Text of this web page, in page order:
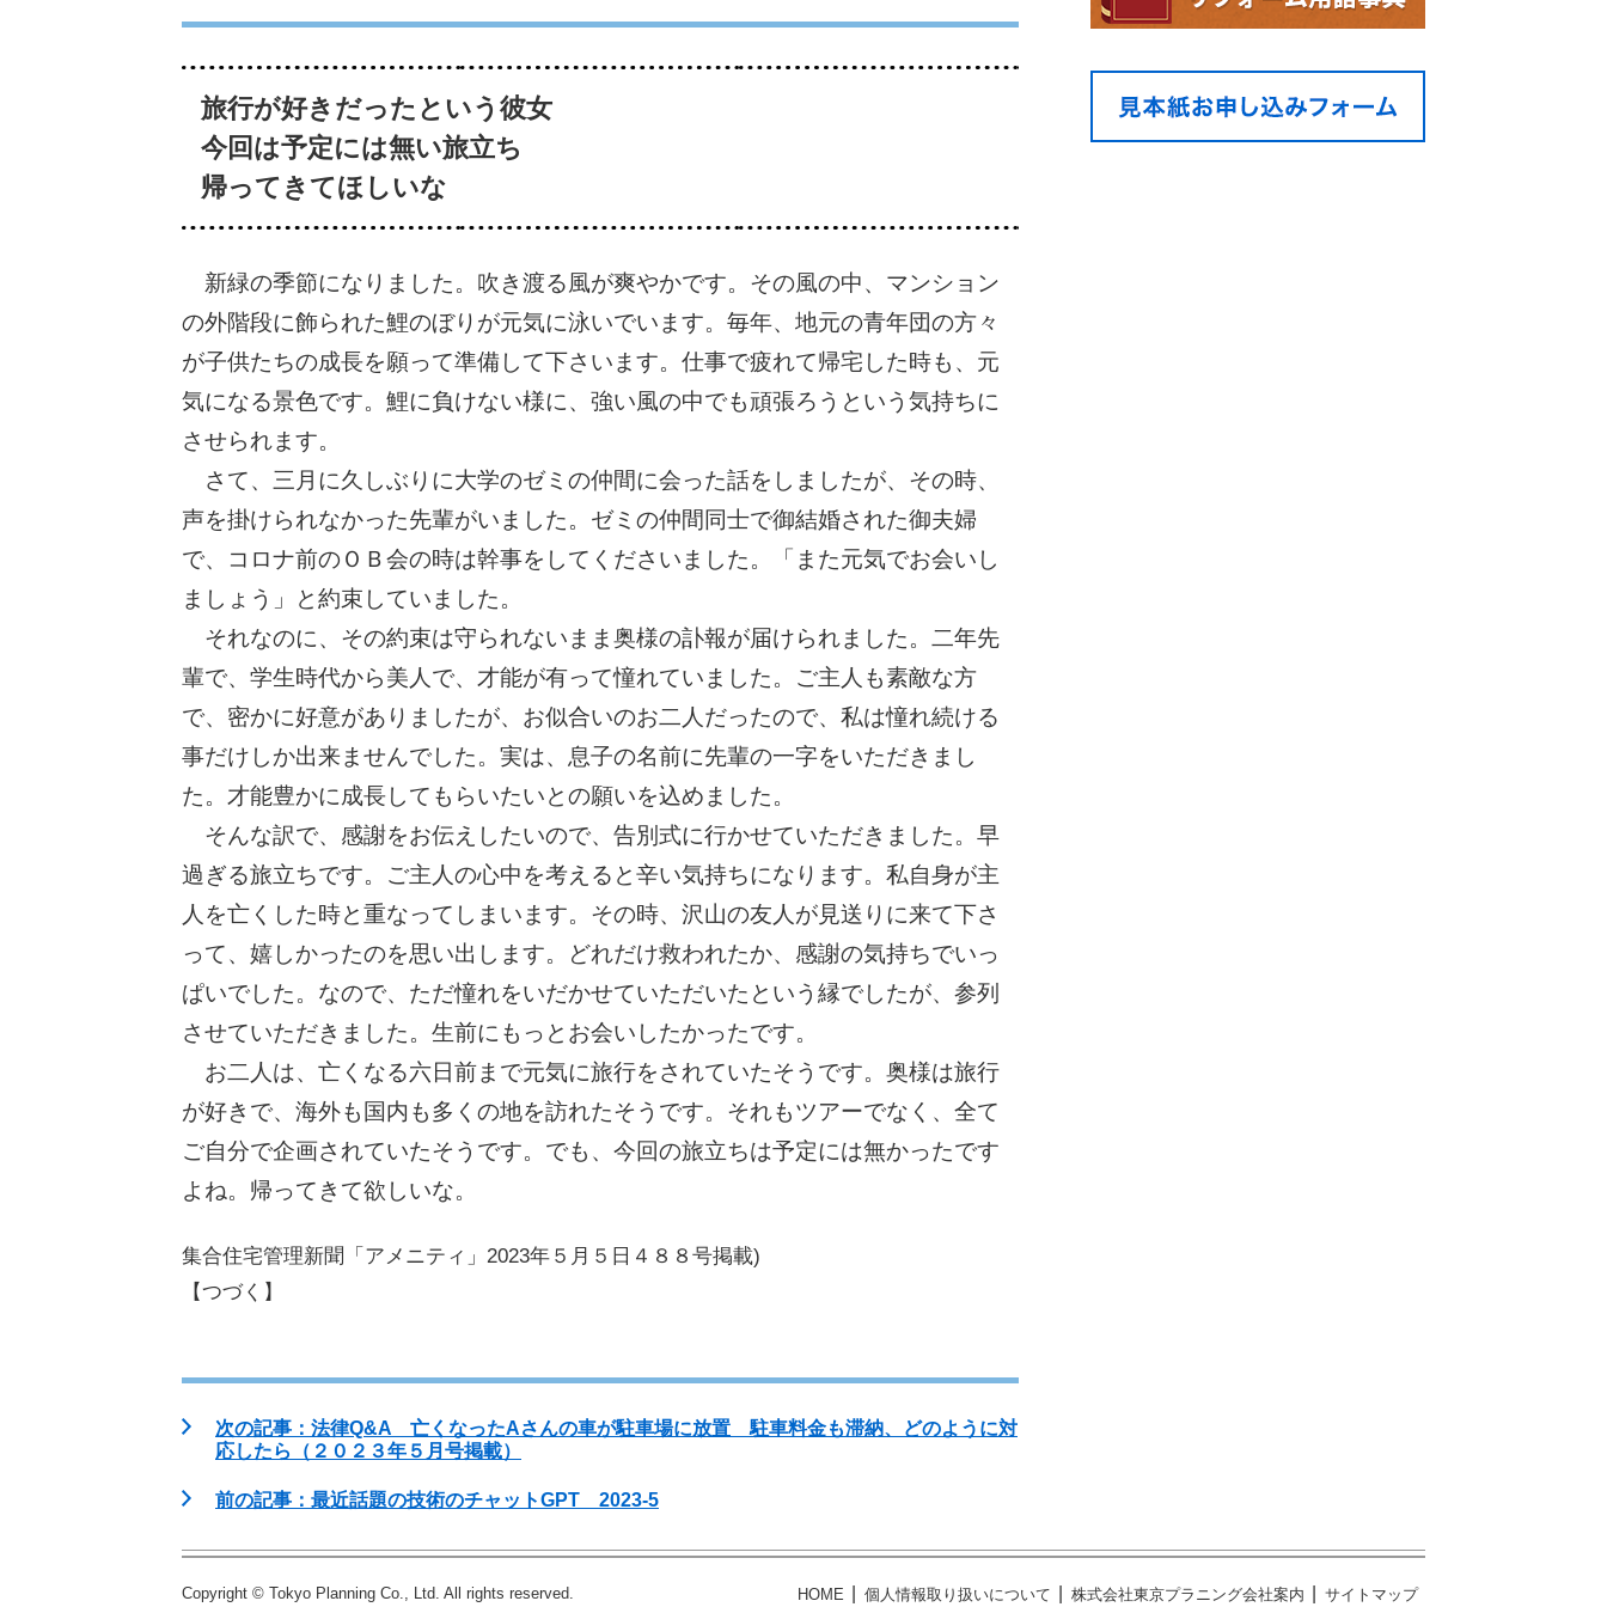
旅行が好きだったという彼女
今回は予定には無い旅立ち
帰ってきてほしいな
新緑の季節になりました。吹き渡る風が爽やかです。その風の中、マンション
の外階段に飾られた鯉のぼりが元気に泳いでいます。毎年、地元の青年団の方々
が子供たちの成長を願って準備して下さいます。仕事で疲れて帰宅した時も、元
気になる景色です。鯉に負けない様に、強い風の中でも頑張ろうという気持ちに
させられます。
さて、三月に久しぶりに大学のゼミの仲間に会った話をしましたが、その時、
声を掛けられなかった先輩がいました。ゼミの仲間同士で御結婚された御夫婦
で、コロナ前のＯＢ会の時は幹事をしてくださいました。「また元気でお会いし
ましょう」と約束していました。
それなのに、その約束は守られないまま奥様の訃報が届けられました。二年先
輩で、学生時代から美人で、才能が有って憧れていました。ご主人も素敵な方
で、密かに好意がありましたが、お似合いのお二人だったので、私は憧れ続ける
事だけしか出来ませんでした。実は、息子の名前に先輩の一字をいただきまし
た。才能豊かに成長してもらいたいとの願いを込めました。
そんな訳で、感謝をお伝えしたいので、告別式に行かせていただきました。早
過ぎる旅立ちです。ご主人の心中を考えると辛い気持ちになります。私自身が主
人を亡くした時と重なってしまいます。その時、沢山の友人が見送りに来て下さ
って、嬉しかったのを思い出します。どれだけ救われたか、感謝の気持ちでいっ
ぱいでした。なので、ただ憧れをいだかせていただいたという縁でしたが、参列
させていただきました。生前にもっとお会いしたかったです。
お二人は、亡くなる六日前まで元気に旅行をされていたそうです。奥様は旅行
が好きで、海外も国内も多くの地を訪れたそうです。それもツアーでなく、全て
ご自分で企画されていたそうです。でも、今回の旅立ちは予定には無かったです
よね。帰ってきて欲しいな。
集合住宅管理新聞「アメニティ」2023年５月５日４８８号掲載)
【つづく】
次の記事：法律Q&A 亡くなったAさんの車が駐車場に放置 駐車料金も滞納、どのように対
応したら（２０２３年５月号掲載）
前の記事：最近話題の技術のチャットGPT 2023-5
HOME 個人情報取り扱いについて 株式会社東京プラニング会社案内 サイトマップ
Copyright © Tokyo Planning Co., Ltd. All rights reserved.